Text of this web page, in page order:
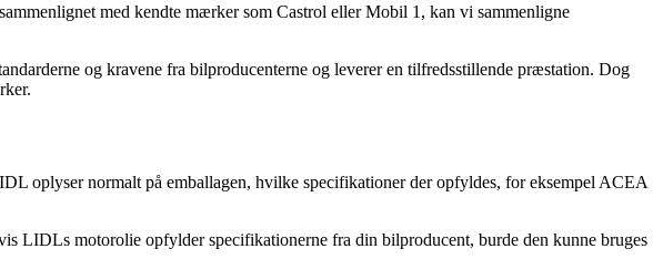
med kendte mærker som Castrol eller Mobil 1, kan vi sammenligne
og kravene fra bilproducenterne og leverer en tilfredsstillende præstation. Dog
oplyser normalt på emballagen, hvilke specifikationer der opfyldes, for eksempel ACEA
LIDLs motorolie opfylder specifikationerne fra din bilproducent, burde den kunne bruges